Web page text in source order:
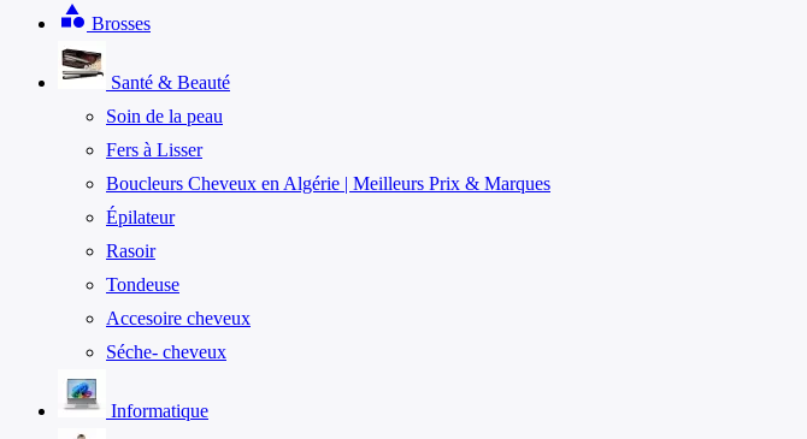
category Brosses
Santé & Beauté
Soin de la peau
Fers à Lisser
Boucleurs Cheveux en Algérie | Meilleurs Prix & Marques
Épilateur
Rasoir
Tondeuse
Accesoire cheveux
Séche- cheveux
Informatique